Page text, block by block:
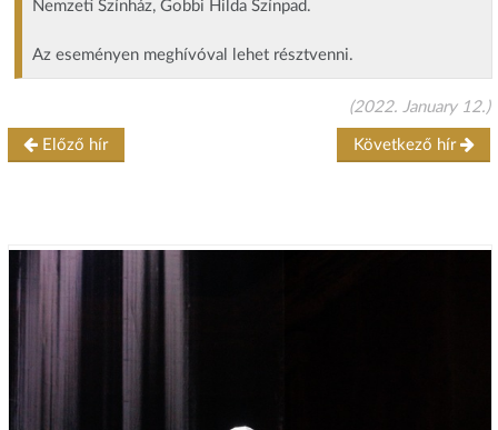
Nemzeti Színház, Gobbi Hilda Színpad.
Az eseményen meghívóval lehet résztvenni.
(2022. January 12.)
Előző hír Következő hír